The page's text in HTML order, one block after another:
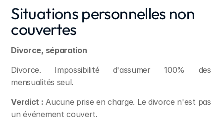
Situations personnelles non
couvertes
Divorce, séparation
Divorce. Impossibilité d'assumer 100% des
mensualités seul.
Verdict : Aucune prise en charge. Le divorce n'est pas
un événement couvert.